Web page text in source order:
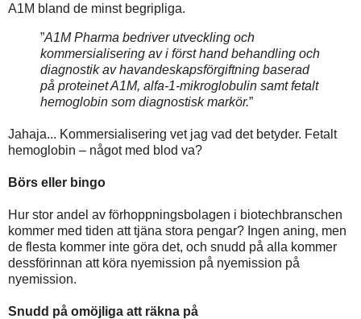
A1M bland de minst begripliga.
”A1M Pharma bedriver utveckling och
kommersialisering av i först hand behandling och
diagnostik av havandeskapsförgiftning baserad
på proteinet A1M, alfa-1-mikroglobulin samt fetalt
hemoglobin som diagnostisk markör.”
Jahaja... Kommersialisering vet jag vad det betyder. Fetalt
hemoglobin – något med blod va?
Börs eller bingo
Hur stor andel av förhoppningsbolagen i biotechbranschen
kommer med tiden att tjäna stora pengar? Ingen aning, men
de flesta kommer inte göra det, och snudd på alla kommer
dessförinnan att köra nyemission på nyemission på
nyemission.
Snudd på omöjliga att räkna på